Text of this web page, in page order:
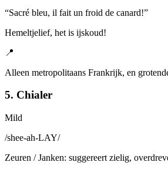
“Sacré bleu, il fait un froid de canard!”
Hemeltjelief, het is ijskoud!
📍
Alleen metropolitaans Frankrijk, en
5. Chialer
Mild
/shee-ah-LAY/
Zeuren / Janken: suggereert zielig,